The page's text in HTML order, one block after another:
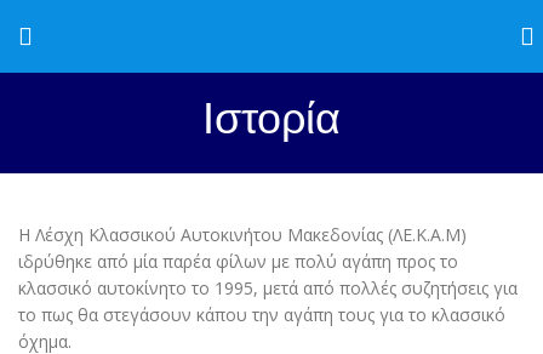
Ιστορία
Η Λέσχη Κλασσικού Αυτοκινήτου Μακεδονίας (ΛΕ.Κ.Α.Μ)
ιδρύθηκε από μία παρέα φίλων με πολύ αγάπη προς το
κλασσικό αυτοκίνητο το 1995, μετά από πολλές συζητήσεις για
το πως θα στεγάσουν κάπου την αγάπη τους για το κλασσικό
όχημα.